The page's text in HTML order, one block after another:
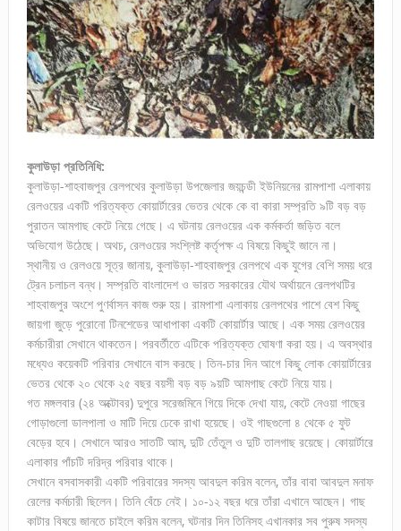
কুলাউড়া প্রতিনিধি:
কুলাউড়া-শাহবাজপুর রেলপথের কুলাউড়া উপজেলার জয়চন্ডী ইউনিয়নের রামপাশা এলাকায়
রেলওয়ের একটি পরিত্যক্ত কোয়ার্টারের ভেতর থেকে কে বা কারা সম্প্রতি ৯টি বড় বড়
পুরাতন আমগাছ কেটে নিয়ে গেছে। এ ঘটনায় রেলওয়ের এক কর্মকর্তা জড়িত বলে
অভিযোগ উঠেছে। অথচ, রেলওয়ের সংশ্লিষ্ট কর্তৃপক্ষ এ বিষয়ে কিছুই জানে না।
স্থানীয় ও রেলওয়ে সূত্র জানায়, কুলাউড়া-শাহবাজপুর রেলপথে এক যুগের বেশি সময় ধরে
ট্রেন চলাচল বন্ধ। সম্প্রতি বাংলাদেশ ও ভারত সরকারের যৌথ অর্থায়নে রেলপথটির
শাহবাজপুর অংশে পুণর্বাসন কাজ শুরু হয়। রামপাশা এলাকায় রেলপথের পাশে বেশ কিছু
জায়গা জুড়ে পুরোনো টিনশেডের আধাপাকা একটি কোয়ার্টার আছে। এক সময় রেলওয়ের
কর্মচারীরা সেখানে থাকতেন। পরবর্তীতে এটিকে পরিত্যক্ত ঘোষণা করা হয়। এ অবস্থার
মধ্যেও কয়েকটি পরিবার সেখানে বাস করছে। তিন-চার দিন আগে কিছু লোক কোয়ার্টারের
ভেতর থেকে ২০ থেকে ২৫ বছর বয়সী বড় বড় ৯য়টি আমগাছ কেটে নিয়ে যায়।
গত মঙ্গলবার (২৪ অক্টোবর) দুপুরে সরেজমিনে গিয়ে দিকে দেখা যায়, কেটে নেওয়া গাছের
গোড়াগুলো ডালপালা ও মাটি দিয়ে ঢেকে রাখা হয়েছে। ওই গাছগুলো ৪ থেকে ৫ ফুট
বেড়ের হবে। সেখানে আরও সাতটি আম, দুটি তেঁতুল ও দুটি তালগাছ রয়েছে। কোয়ার্টারে
এলাকার পাঁচটি দরিদ্র পরিবার থাকে।
সেখানে বসবাসকারী একটি পরিবারের সদস্য আবদুল করিম বলেন, তাঁর বাবা আবদুল মনাফ
রেলের কর্মচারী ছিলেন। তিনি বেঁচে নেই। ১০-১২ বছর ধরে তাঁরা এখানে আছেন। গাছ
কাটার বিষয়ে জানতে চাইলে করিম বলেন, ঘটনার দিন তিনিসহ এখানকার সব পুরুষ সদস্য